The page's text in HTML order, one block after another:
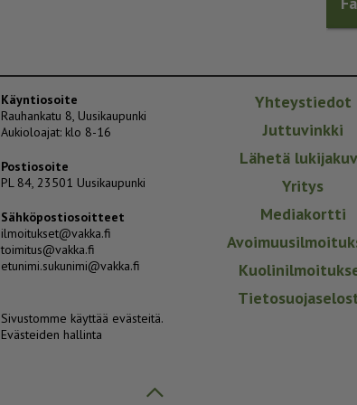
Käyntiosoite
Rauhankatu 8, Uusikaupunki
Aukioloajat: klo 8-16
Postiosoite
PL 84, 23501 Uusikaupunki
Sähköpostiosoitteet
ilmoitukset@vakka.fi
toimitus@vakka.fi
etunimi.sukunimi@vakka.fi
Sivustomme käyttää evästeitä.
Evästeiden hallinta
Yhteystiedot
Juttuvinkki
Lähetä
Yritys
Mediakortti